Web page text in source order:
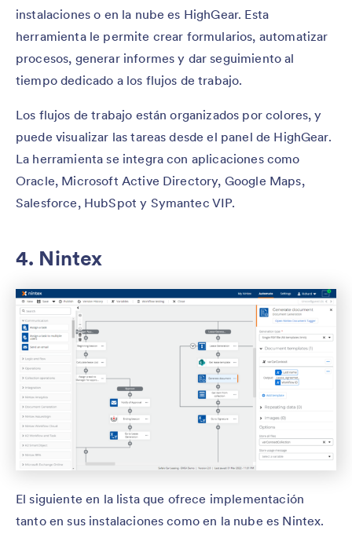
instalaciones o en la nube es HighGear. Esta
herramienta le permite crear formularios, automatizar
procesos, generar informes y dar seguimiento al
tiempo dedicado a los flujos de trabajo.
Los flujos de trabajo están organizados por colores, y
puede visualizar las tareas desde el panel de HighGear.
La herramienta se integra con aplicaciones como
Oracle, Microsoft Active Directory, Google Maps,
Salesforce, HubSpot y Symantec VIP.
4. Nintex
El siguiente en la lista que ofrece implementación
tanto en sus instalaciones como en la nube es Nintex.